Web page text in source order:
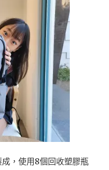
，使用8個回收塑膠瓶